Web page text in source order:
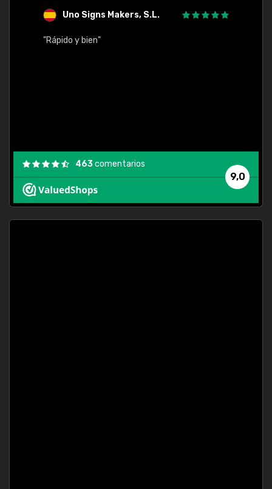
Uno Signs Makers, S.L.
"Rápido y bien"
9,0
463comentarios